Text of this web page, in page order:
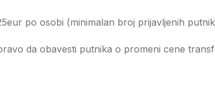
po osobi (minimalan broj prijavljenih
da obavesti putnika o promeni cene